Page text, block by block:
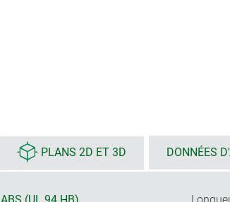
PLANS 2D ET 3D DONNÉES